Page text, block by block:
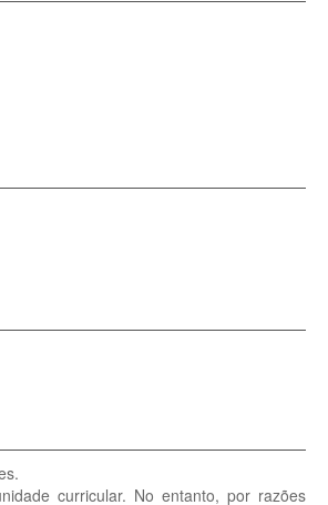
curricular. No entanto, por razões